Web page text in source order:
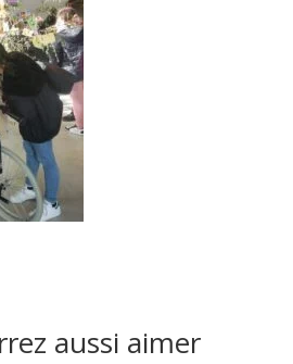
aussi aimer